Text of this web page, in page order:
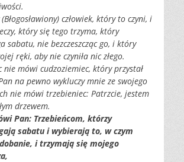
(Błogosławiony) człowiek, który to czyni, i
który się tego trzyma, który
sabatu, nie bezczeszczącgo, i który
ręki, aby nie czyniła nic złego.
nie mówi cudzoziemiec, który przystał
na pewno wykluczy mnie ze swojego
nie mówi trzebieniec: Patrzcie, jestem
drzewem.
Pan: Trzebieńcom, którzy
sabatu i wybierają to, w czym
i trzymają się mojego